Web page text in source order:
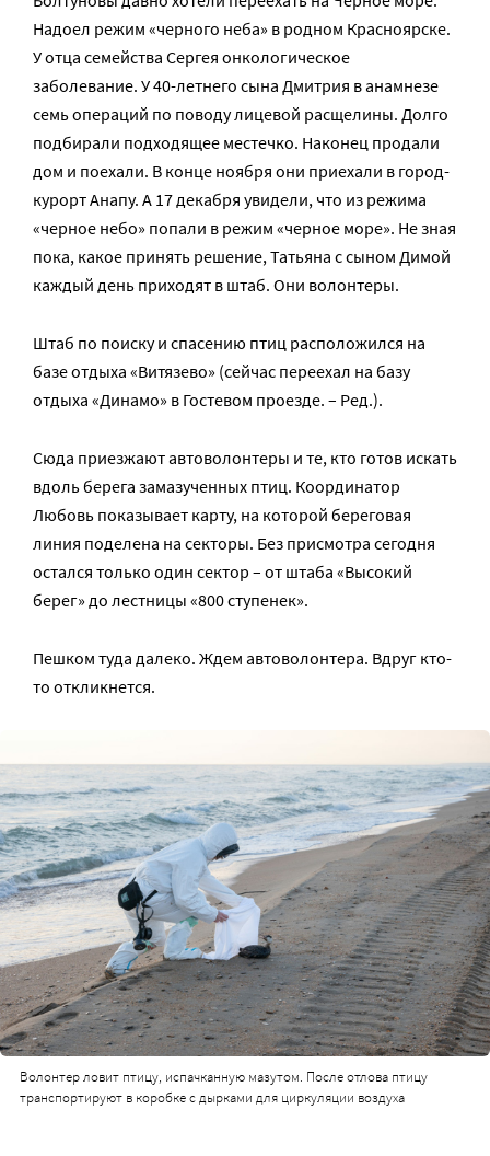
Надоел режим «черного неба» в родном Красноярске.
У отца семейства Сергея онкологическое
заболевание. У 40-летнего сына Дмитрия в анамнезе
семь операций по поводу лицевой расщелины. Долго
подбирали подходящее местечко. Наконец продали
дом и поехали. В конце ноября они приехали в город-
курорт Анапу. А 17 декабря увидели, что из режима
«черное небо» попали в режим «черное море». Не зная
пока, какое принять решение, Татьяна с сыном Димой
каждый день приходят в штаб. Они волонтеры.
Штаб по поиску и спасению птиц расположился на
базе отдыха «Витязево» (сейчас переехал на базу
отдыха «Динамо» в Гостевом проезде. – Ред.).
Сюда приезжают автоволонтеры и те, кто готов искать
вдоль берега замазученных птиц. Координатор
Любовь показывает карту, на которой береговая
линия поделена на секторы. Без присмотра сегодня
остался только один сектор – от штаба «Высокий
берег» до лестницы «800 ступенек».
Пешком туда далеко. Ждем автоволонтера. Вдруг кто-
то откликнется.
Волонтер ловит птицу, испачканную мазутом. После отлова птицу
транспортируют в коробке с дырками для циркуляции воздуха